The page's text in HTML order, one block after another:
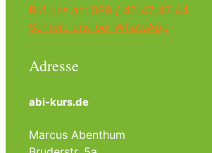
Ruf uns an: 089 / 45 47 47 44
Schreib uns bei WhatsApp
Adresse
abi-kurs.de
Marcus Abenthum